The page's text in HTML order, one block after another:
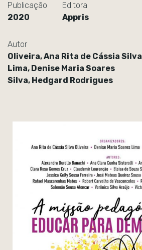
Publicação
2020
Editora
Appris
Autor
Oliveira, Ana Rita de Cássia Silva
Lima, Denise Maria Soares
Silva, Hedgard Rodrigues